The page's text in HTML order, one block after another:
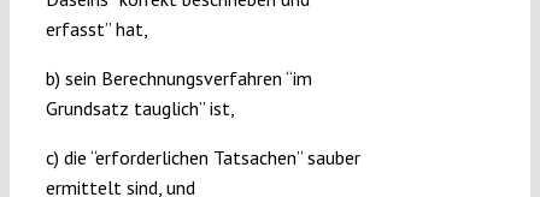
erfasst” hat,
b) sein Berechnungsverfahren “im
Grundsatz tauglich” ist,
c) die “erforderlichen Tatsachen” sauber
ermittelt sind, und